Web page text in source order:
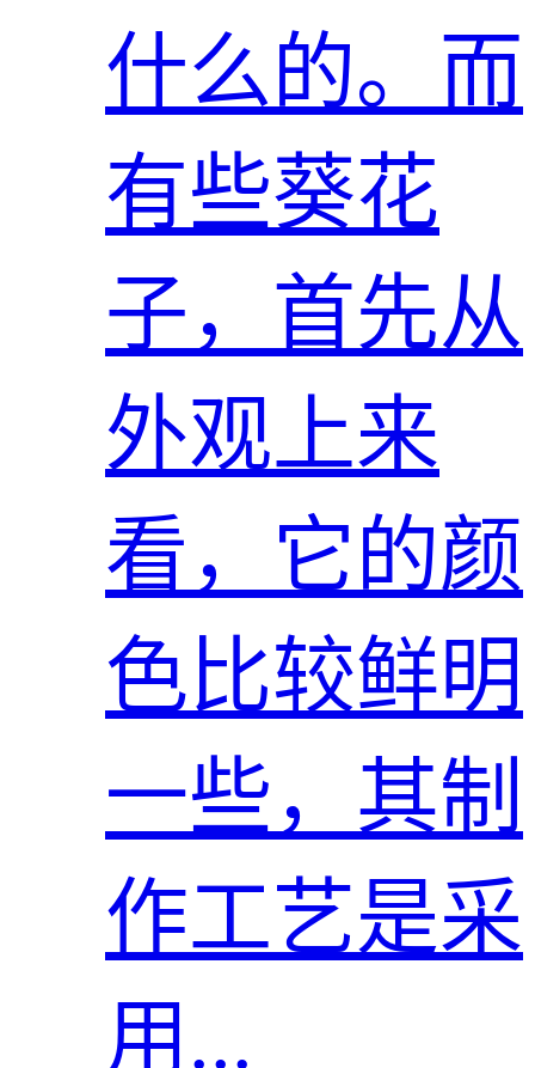
什么的。而
有些葵花
子，首先从
外观上来
看，它的颜
色比较鲜明
一些，其制
作工艺是采
用...